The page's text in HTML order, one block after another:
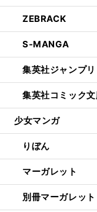
ZEBRACK
S-MANGA
集英社ジャンプ
集英社コミック
少女マンガ
りぼん
マーガレット
別冊マーガレット